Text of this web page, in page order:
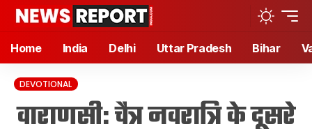
Home India Delhi Uttar Pradesh Bihar
DEVOTIONAL
वाराणसी: चैत्र नवरात्रि के दूसरे